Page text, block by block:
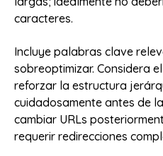
caracteres.
Incluye palabras clave
sobreoptimizar. Considera
reforzar la estructura
cuidadosamente antes de
cambiar URLs
requerir redirecciones